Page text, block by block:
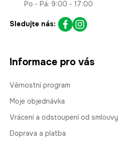
Po - Pá: 9:00 - 17:00
Sledujte nás:
Informace pro vás
Věrnostní program
Moje objednávka
Vrácení a odstoupení od smlouvy
Doprava a platba